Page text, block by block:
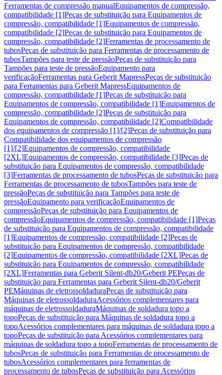
Ferramentas de compressão manualEquipamentos de compressão,
compatibilidade [1]Peças de substituição para Equipamentos de
compressão, compatibilidade [1]Equipamentos de compressão,
compatibilidade [2]Peças de substituição para Equipamentos de
compressão, compatibilidade [2]Ferramentas de processamento de
tubosPeças de substituição para Ferramentas de processamento de
tubosTampões para teste de pressãoPeças de substituição para
Tampões para teste de pressãoEquipamento para
verificaçãoFerramentas para Geberit MapressPeças de substituição
para Ferramentas para Geberit MapressEquipamentos de
compressão, compatibilidade [1]Peças de substituição para
Equipamentos de compressão, compatibilidade [1]Equipamentos de
compressão, compatibilidade [2]Peças de substituição para
Equipamentos de compressão, compatibilidade [2]Compatibilidade
dos equipamentos de compressão [1]/[2]Peças de substituição para
Compatibilidade dos equipamentos de compressão
[1]/[2]Equipamentos de compressão, compatibilidade
[2XL]Equipamentos de compressão, compatibilidade [3]Peças de
substituição para Equipamentos de compressão, compatibilidade
[3]Ferramentas de processamento de tubosPeças de substituição para
Ferramentas de processamento de tubosTampões para teste de
pressãoPeças de substituição para Tampões para teste de
pressãoEquipamento para verificaçãoEquipamentos de
compressãoPeças de substituição para Equipamentos de
compressãoEquipamentos de compressão, compatibilidade [1]Peças
de substituição para Equipamentos de compressão, compatibilidade
[1]Equipamentos de compressão, compatibilidade [2]Peças de
substituição para Equipamentos de compressão, compatibilidade
[2]Equipamentos de compressão, compatibilidade [2XL]Peças de
substituição para Equipamentos de compressão, compatibilidade
[2XL]Ferramentas para Geberit Silent-db20/Geberit PEPeças de
substituição para Ferramentas para Geberit Silent-db20/Geberit
PEMáquinas de eletrossoldaduraPeças de substituição para
Máquinas de eletrossoldaduraAcessórios complementares para
máquinas de eletrossoldaduraMáquinas de soldadura topo a
topoPeças de substituição para Máquinas de soldadura topo a
topoAcessórios complementares para máquinas de soldadura topo a
topoPeças de substituição para Acessórios complementares para
máquinas de soldadura topo a topoFerramentas de processamento de
tubosPeças de substituição para Ferramentas de processamento de
tubosAcessórios complementares para ferramentas de
processamento de tubosPeças de substituição para Acessórios